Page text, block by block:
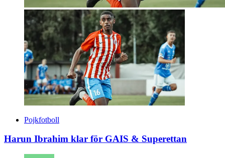
Pojkfotboll
Harun Ibrahim klar för GAIS & Superettan